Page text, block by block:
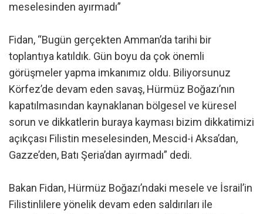
meselesinden ayırmadı”
Fidan, “Bugün gerçekten Amman’da tarihi bir
toplantıya katıldık. Gün boyu da çok önemli
görüşmeler yapma imkanımız oldu. Biliyorsunuz
Körfez’de devam eden savaş, Hürmüz Boğazı’nın
kapatılmasından kaynaklanan bölgesel ve küresel
sorun ve dikkatlerin buraya kayması bizim dikkatimizi
açıkçası Filistin meselesinden, Mescid-i Aksa’dan,
Gazze’den, Batı Şeria’dan ayırmadı” dedi.
Bakan Fidan, Hürmüz Boğazı’ndaki mesele ve İsrail’in
Filistinlilere yönelik devam eden saldırıları ile